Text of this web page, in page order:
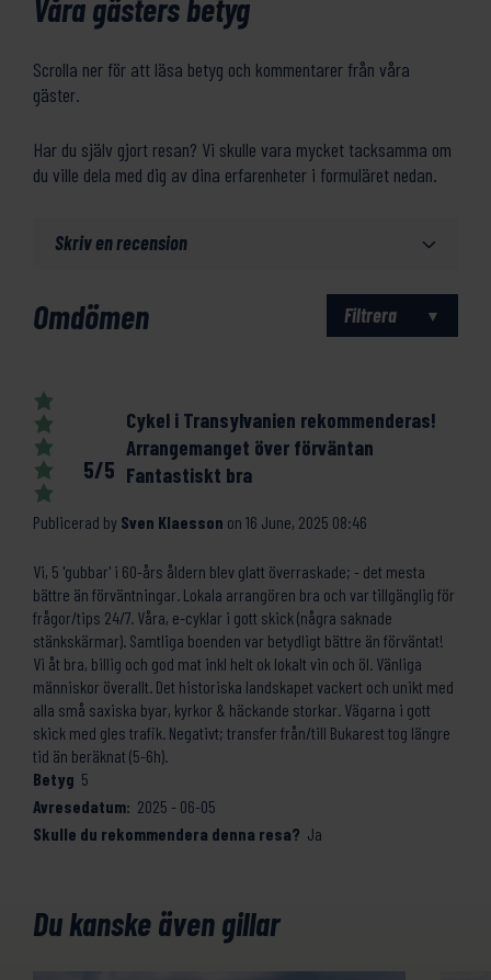
Våra gästers betyg
Scrolla ner för att läsa betyg och kommentarer från våra
gäster.
Har du själv gjort resan? Vi skulle vara mycket tacksamma om
du ville dela med dig av dina erfarenheter i formuläret nedan.
Skriv en recension
Omdömen Filtrera
5/5
Cykel i Transylvanien rekommenderas!
Arrangemanget över förväntan
Fantastiskt bra
Publicerad by Sven Klaesson on 16 June, 2025 08:46
Vi, 5 'gubbar' i 60-års åldern blev glatt överraskade; - det mesta
bättre än förväntningar. Lokala arrangören bra och var tillgänglig för
frågor/tips 24/7. Våra, e-cyklar i gott skick (några saknade
stänkskärmar). Samtliga boenden var betydligt bättre än förväntat!
Vi åt bra, billig och god mat inkl helt ok lokalt vin och öl. Vänliga
människor överallt. Det historiska landskapet vackert och unikt med
alla små saxiska byar, kyrkor & häckande storkar. Vägarna i gott
skick med gles trafik. Negativt; transfer från/till Bukarest tog längre
tid än beräknat (5-6h).
Betyg 5
Avresedatum: 2025 - 06-05
Skulle du rekommendera denna resa? Ja
Du kanske även gillar